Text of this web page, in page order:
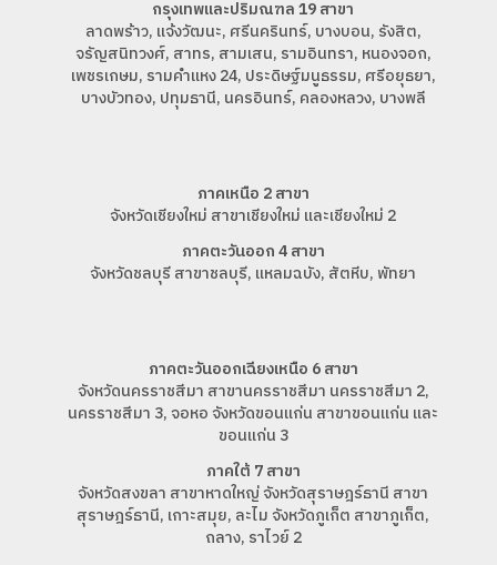
กรุงเทพและปริมณฑล 19 สาขา
ลาดพร้าว, แจ้งวัฒนะ, ศรีนครินทร์, บางบอน, รังสิต,
จรัญสนิทวงศ์, สาทร, สามเสน, รามอินทรา, หนองจอก,
เพชรเกษม, รามคำแหง 24, ประดิษฐ์มนูธรรม, ศรีอยุธยา,
บางบัวทอง, ปทุมธานี, นครอินทร์, คลองหลวง, บางพลี
ภาคเหนือ 2 สาขา
จังหวัดเชียงใหม่ สาขาเชียงใหม่ และเชียงใหม่ 2
ภาคตะวันออก 4 สาขา
จังหวัดชลบุรี สาขาชลบุรี, แหลมฉบัง, สัตหีบ, พัทยา
ภาคตะวันออกเฉียงเหนือ 6 สาขา
จังหวัดนครราชสีมา สาขานครราชสีมา นครราชสีมา 2,
นครราชสีมา 3, จอหอ จังหวัดขอนแก่น สาขาขอนแก่น และ
ขอนแก่น 3
ภาคใต้ 7 สาขา
จังหวัดสงขลา สาขาหาดใหญ่ จังหวัดสุราษฎร์ธานี สาขา
สุราษฎร์ธานี, เกาะสมุย, ละไม จังหวัดภูเก็ต สาขาภูเก็ต,
ถลาง, ราไวย์ 2